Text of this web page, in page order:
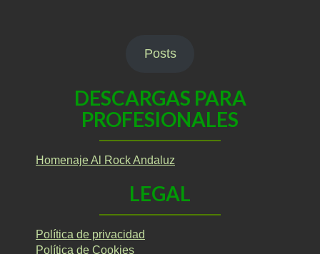
Posts
DESCARGAS PARA
PROFESIONALES
Homenaje Al Rock Andaluz
LEGAL
Política de privacidad
Política de Cookies